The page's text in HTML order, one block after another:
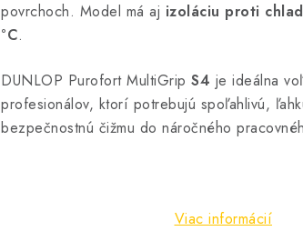
povrchoch. Model má aj izoláciu proti
°C.
DUNLOP Purofort MultiGrip S4 je ideálna
profesionálov, ktorí potrebujú spoľahlivú,
bezpečnostnú čižmu do náročného
Viac informácií